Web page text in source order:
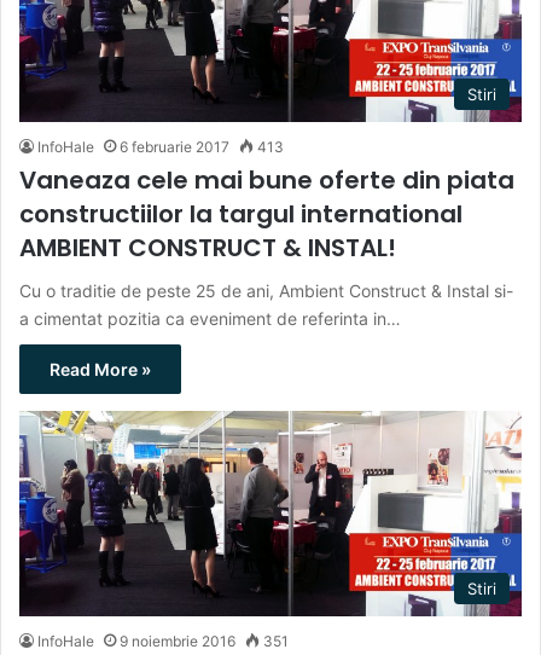
Stiri
InfoHale 6 februarie 2017 413
Vaneaza cele mai bune oferte din piata
constructiilor la targul international
AMBIENT CONSTRUCT & INSTAL!
Cu o traditie de peste 25 de ani, Ambient Construct & Instal si-
a cimentat pozitia ca eveniment de referinta in…
Read More »
Stiri
InfoHale 9 noiembrie 2016 351